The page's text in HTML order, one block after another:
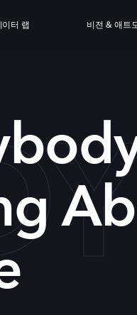
이터 랩 비전 & 애트